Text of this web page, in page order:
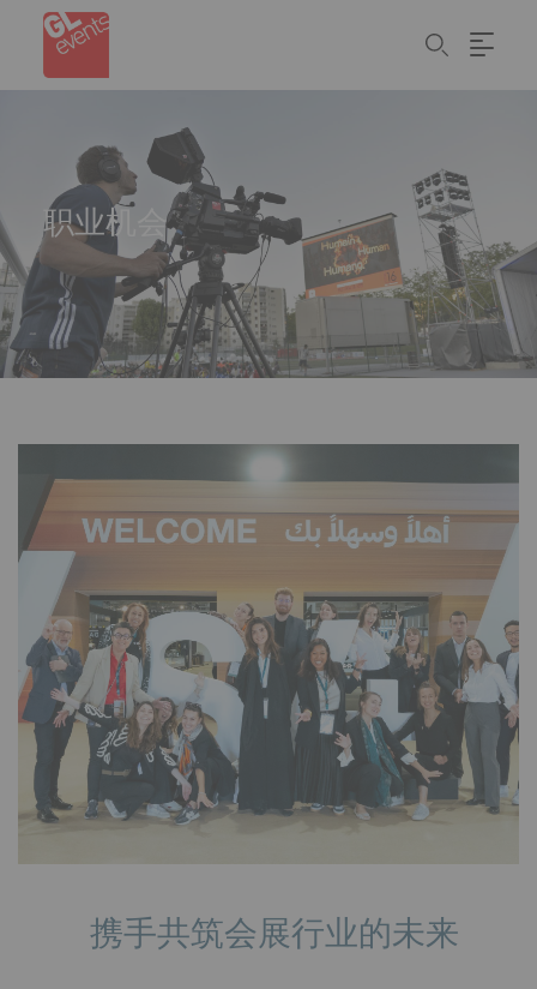
Cookie管理面板
content
职业机会
携手共筑会展行业的未来